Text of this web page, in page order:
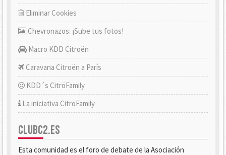
Eliminar Cookies
Chevronazos: ¡Sube tus fotos!
Macro KDD Citroën
Caravana Citroën a París
KDD´s CitröFamily
La iniciativa CitröFamily
CLUBC2.ES
Esta comunidad es el foro de debate de la Asociación